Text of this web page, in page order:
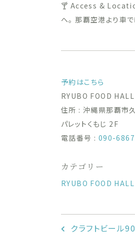
🍸 Access & Location
へ。 那覇空港より車
予約はこちら
RYUBO FOOD HALL
住所 : 沖縄県那覇市
パレットくもじ 2F
電話番号 : 090-
カテゴリー
RYUBO FOOD HALL
クラフトビール